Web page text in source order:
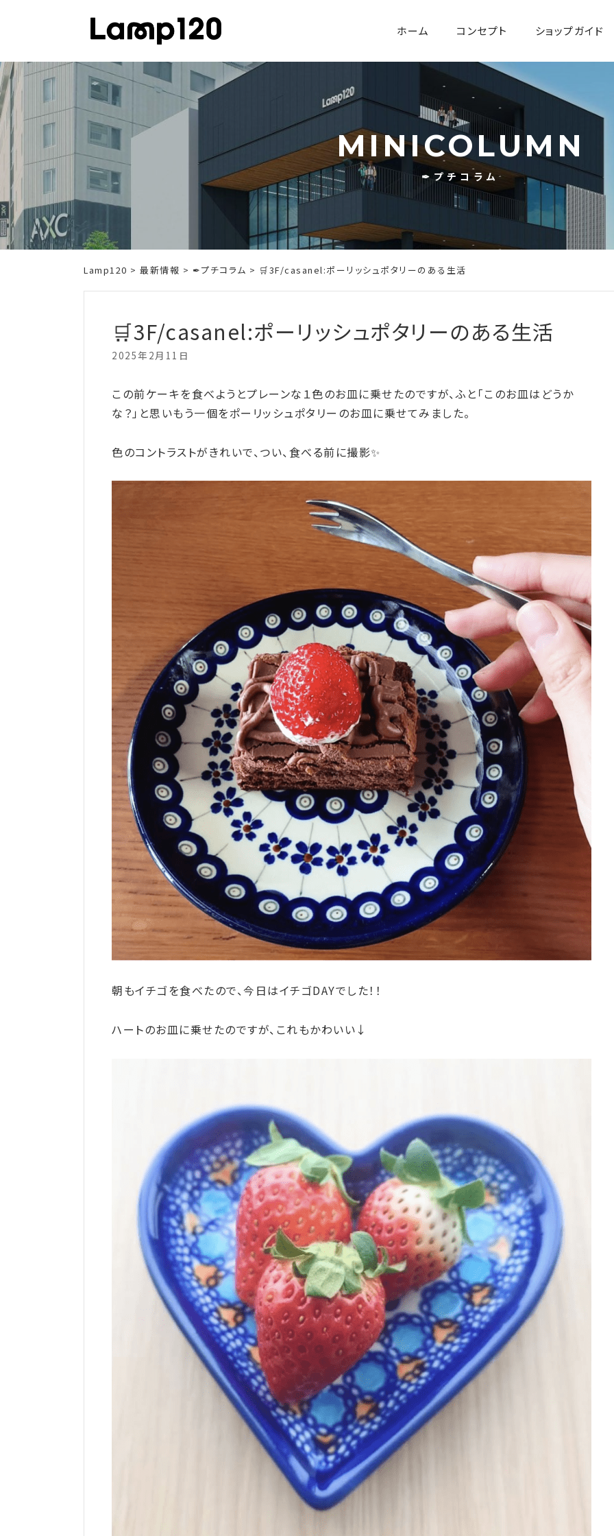
ホーム コンセプト ショップガイド
MINICOLUMN
✒プチコラム
Lamp120 > 最新情報 > ✒プチコラム > 🛒3F/casanel:ポーリッシュポタリーのある生活
🛒3F/casanel:ポーリッシュポタリーのある生活
2025年2月11日
この前ケーキを食べようとプレーンな１色のお皿に乗せたのですが、ふと「このお皿はどうか
な？」と思いもう一個をポーリッシュポタリーのお皿に乗せてみました。
色のコントラストがきれいで、つい、食べる前に撮影✨
朝もイチゴを食べたので、今日はイチゴDAYでした！！
ハートのお皿に乗せたのですが、これもかわいい↓